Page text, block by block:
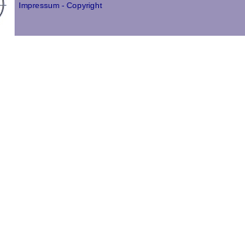
Impressum - Copyright